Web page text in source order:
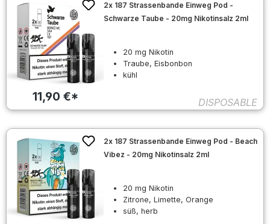
11,90 €*
2x 187 Strassenbande Einweg Pod -
Schwarze Taube - 20mg Nikotinsalz 2ml
20 mg Nikotin
Traube, Eisbonbon
kühl
DISPOSABLE
2x 187 Strassenbande Einweg Pod - Beach
Vibez - 20mg Nikotinsalz 2ml
20 mg Nikotin
Zitrone, Limette, Orange
süß, herb